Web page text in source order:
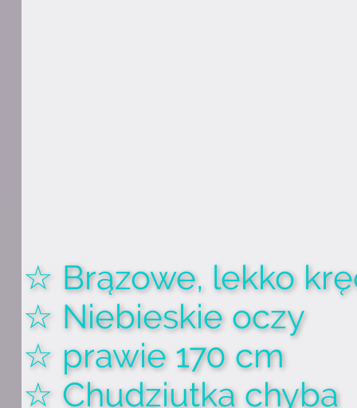
☆ Brązowe, lekko
☆ Niebieskie oczy
☆ prawie 170 cm
☆ Chudziutka chyba